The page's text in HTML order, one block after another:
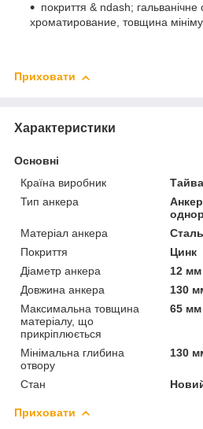
покриття & ndash; гальванічне
хроматирование, товщина
Приховати
Характеристики
Основні
Країна виробник
Тип анкера
Матеріал анкера
Сталь
Покриття
Цинк
Діаметр анкера
12 мм
Довжина анкера
130
Максимальна товщина
матеріалу, що
прикріплюється
65 мм
Мінімальна глибина
отвору
130
Стан
Приховати